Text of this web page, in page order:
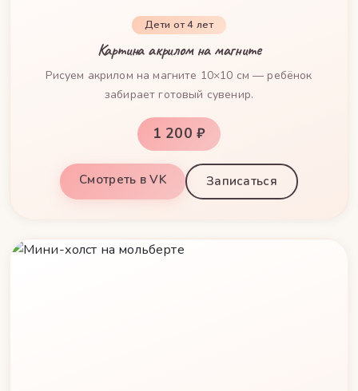
Дети от 4 лет
Картина акрилом на магните
Рисуем акрилом на магните 10×10 см — ребёнок
забирает готовый сувенир.
1 200 ₽
Смотреть в VK Записаться